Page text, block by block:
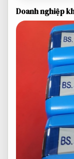
Doanh nghiệp